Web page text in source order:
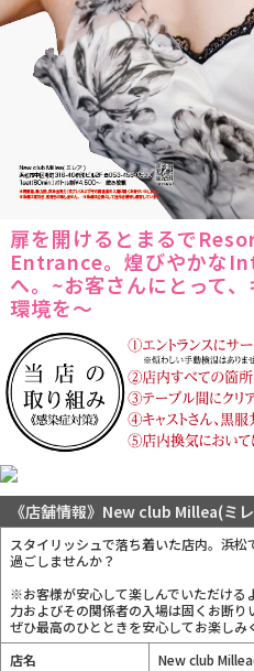
扉を開けるとまるで
Entrance。煌びやかな
へ。~お客さんにとって
環境を〜
《店舗情報》New club Millea(ミ
スタイリッシュで落ち着いた店内。浜
過ごしませんか？
※お客様が安心して楽しんでいただける
力およびその関係者の入場は固くお断り
ぜひ最高のひとときを安心してお楽しみ
店名
New club